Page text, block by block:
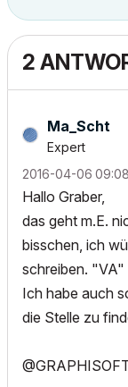
2
Ma_Scht
Expert
‎2016-04-06
Hallo Graber,
das geht m.E.
bisschen, ich
schreiben. "VA"
Ich habe auch
die Stelle zu